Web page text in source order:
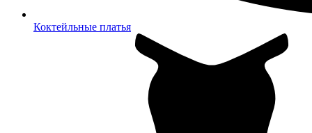
Коктейльные платья